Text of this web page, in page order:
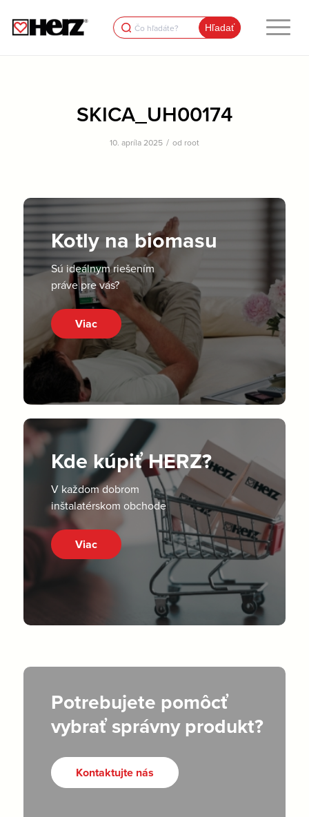
Search
for:
SKICA_UH00174
10. apríla 2025 / od root
Kotly na biomasu
Sú ideálnym riešením
práve pre vás?
Viac
Kde kúpiť HERZ?
V každom dobrom
inštalatérskom obchode
Viac
Potrebujete pomôcť
vybrať správny produkt?
Kontaktujte nás